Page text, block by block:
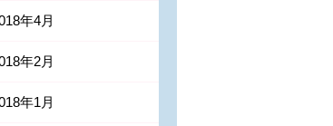
年4月
年2月
年1月